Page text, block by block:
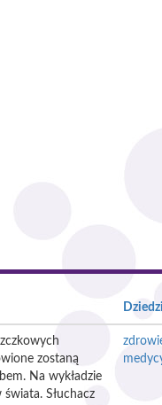
zostaną
Na wykładzie
Słuchacz